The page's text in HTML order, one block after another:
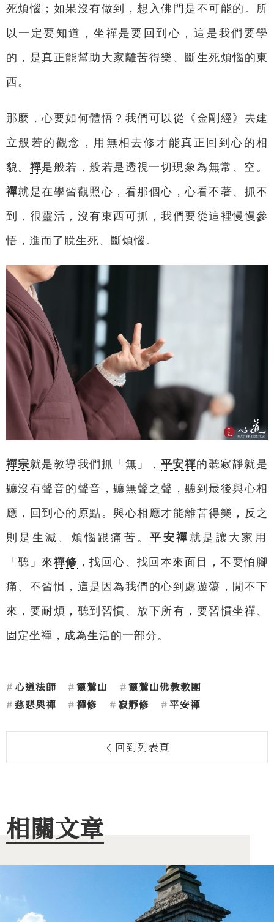
死煩惱；如果沒有做到，想入佛門是不可能的。所
以一定要知道，坐禪是要回到心，這是我們要學
的，是真正能幫助大家離苦得樂、斷生死煩惱的東
西。
那麼，心要如何體悟？我們可以從《金剛經》去建
立般若的觀念，用無相去修才能真正回到心的相
貌。 禪是般若，般若是透視一切現象為無常、空。
禪就是在學習觀照心，看那個心，心看不著、抓不
到，很靈活，沒有東西可抓，我們要從這裡慢慢參
悟，進而了脫生死、斷煩惱。
禪宗就是教導我們抓「無」， 平安禪的聽寂靜就是
聽沒有聲音的聲音，聽無聲之聲，聽到最後與心相
應，回到心的原點。與心相應才能離苦得樂，反之
則是生滅、煩惱跟痛苦。平安禪 就是讓大家用
「聽」來禪修 ，找回心、找回本來面目，不要怕腳
痛、不習慣，這是因為我們的心到處遊蕩，閒不下
來，要耐煩，聽到習慣、放下所有，要習慣坐禪、
固定坐禪，成為生活的一部分。
心道法師 靈鷲山
靈鷲山佛教教團
慈悲與禪
禪修 寂靜修 平安禪
回到列表頁
相關文章